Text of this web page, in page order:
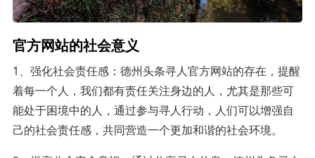
官方网站的社会意义
1、强化社会责任感：德州头条寻人官方网站的存在，提醒
着每一个人，我们都有责任关注身边的人，尤其是那些可
能处于困境中的人，通过参与寻人行动，人们可以增强自
己的社会责任感，共同营造一个更加和谐的社会环境。